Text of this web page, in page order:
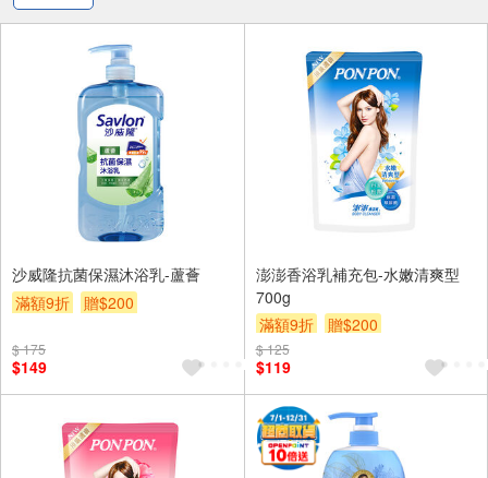
沙威隆抗菌保濕沐浴乳-蘆薈
滿額9折
贈$200
$ 175
$149
澎澎香浴乳補充包-水嫩清爽型
700g
滿額9折
贈$200
$ 125
$119